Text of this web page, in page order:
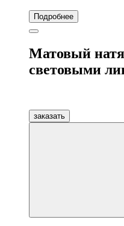
Подробнее
Матовый
световыми
заказать